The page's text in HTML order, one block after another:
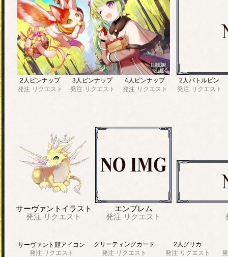
2人ピンナップ
発注 リクエスト
3人ピンナップ
発注 リクエスト
4人ピンナップ
発注 リクエスト
2人バトルピン
発注 リクエスト
サーヴァントイラスト
発注 リクエスト
エンブレム
発注 リクエスト
サーヴァント顔アイコン
発注 リクエスト
グリーティングカード
発注 リクエスト
2人グリカ
発注 リクエスト